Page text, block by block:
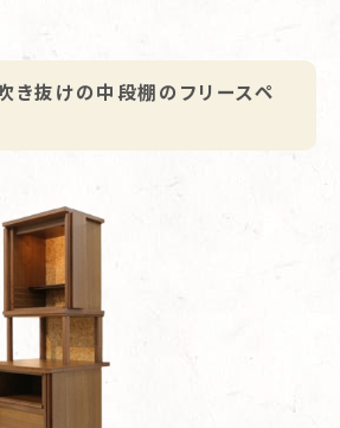
き抜けの中段棚のフリースペ